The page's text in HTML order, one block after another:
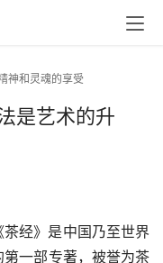
神和灵魂的享受
是艺术的升
经》是中国乃至世界
一部专著，被誉为茶